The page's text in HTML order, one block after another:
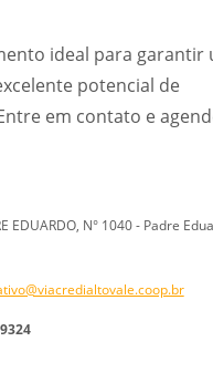
ideal para garantir
potencial de
em contato e
EDUARDO, N° 1040 - Padre